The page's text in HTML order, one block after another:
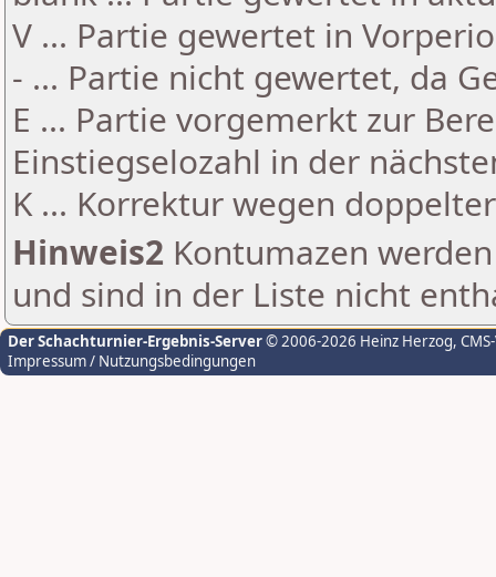
V ... Partie gewertet in
- ... Partie nicht gewertet, da
E ... Partie vorgemerkt zur
Einstiegselozahl in der
K ... Korrektur wegen
Hinweis2 Kontumazen
und sind in der Liste nicht
Der Schachturnier-Ergebnis-Server© 2006-2026 Heinz Herzog,
Impressum / Nutzungsbedingungen